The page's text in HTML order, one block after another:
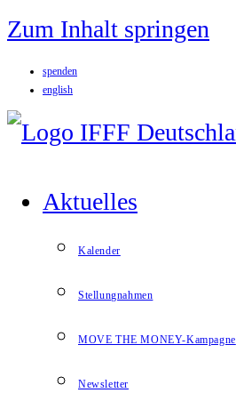
Zum Inhalt springen
spenden
english
Aktuelles
Kalender
Stellungnahmen
MOVE THE MONEY-Kampagne
Newsletter